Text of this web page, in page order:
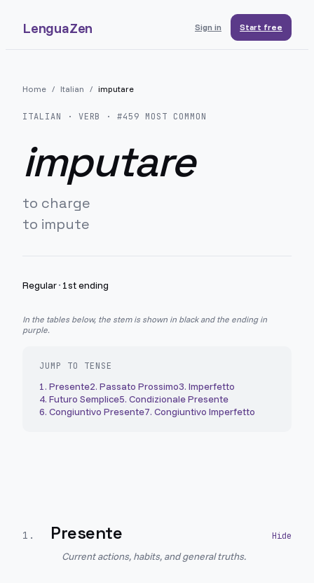
LenguaZen Sign in Start free
Home / Italian / imputare
ITALIAN · VERB · #459 MOST COMMON
imputare
to charge
to impute
Regular· 1st ending
In the tables below, the stem is shown in black and the ending in
purple.
JUMP TO TENSE
1. Presente2. Passato Prossimo3. Imperfetto
4. Futuro Semplice5. Condizionale Presente
6. Congiuntivo Presente7. Congiuntivo Imperfetto
1 . Presente
Current actions, habits, and general truths.